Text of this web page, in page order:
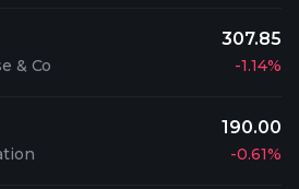
& Co
307.85
-1.14%
190.00
-0.61%